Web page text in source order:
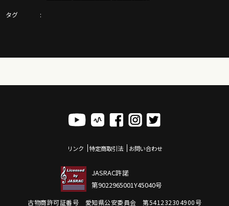
https://gazzlele.com/gazzpianobook/
https://gazzlele.com/2022-0713/
https://www.youtube.com/channel/
ガズレレ毛糸ストラップや水引などのガズレレグッズはここ
https://gazzlele.com/goods
タグ
リンク 特定商取引法 お問い合わせ
JASRAC許諾
第9022965001Y45040号
古物商許可証番号 愛知県公安委員会 第541232304900号